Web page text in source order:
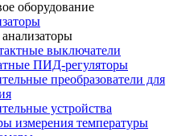
оборудование
выключатели
ПИД-регуляторы
преобразователи для
устройства
измерения температуры